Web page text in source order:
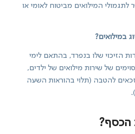
לתגמולי המילואים מביטוח לאומי או
במילואים?
הזיכוי שלו בנפרד, בהתאם לימי
של שירות מילואים של ילדים,
זכאים להטבה (תלוי בהוראות השעה
הכסף?